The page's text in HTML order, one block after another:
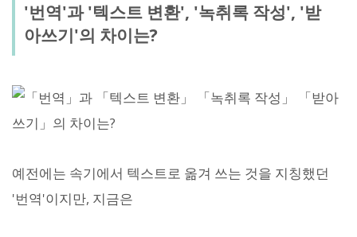
'번역'과 '텍스트 변환', '녹취록 작성', '받
아쓰기'의 차이는?
예전에는 속기에서 텍스트로 옮겨 쓰는 것을 지칭했던
'번역'이지만, 지금은